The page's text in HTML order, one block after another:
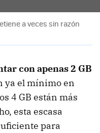
a veces sin razón
con apenas 2 GB
ya el mínimo en
4 GB están más
esta escasa
para